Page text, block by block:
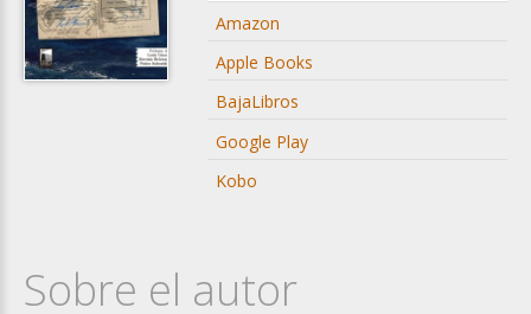
Amazon
Apple Books
BajaLibros
Google Play
Kobo
Sobre el autor